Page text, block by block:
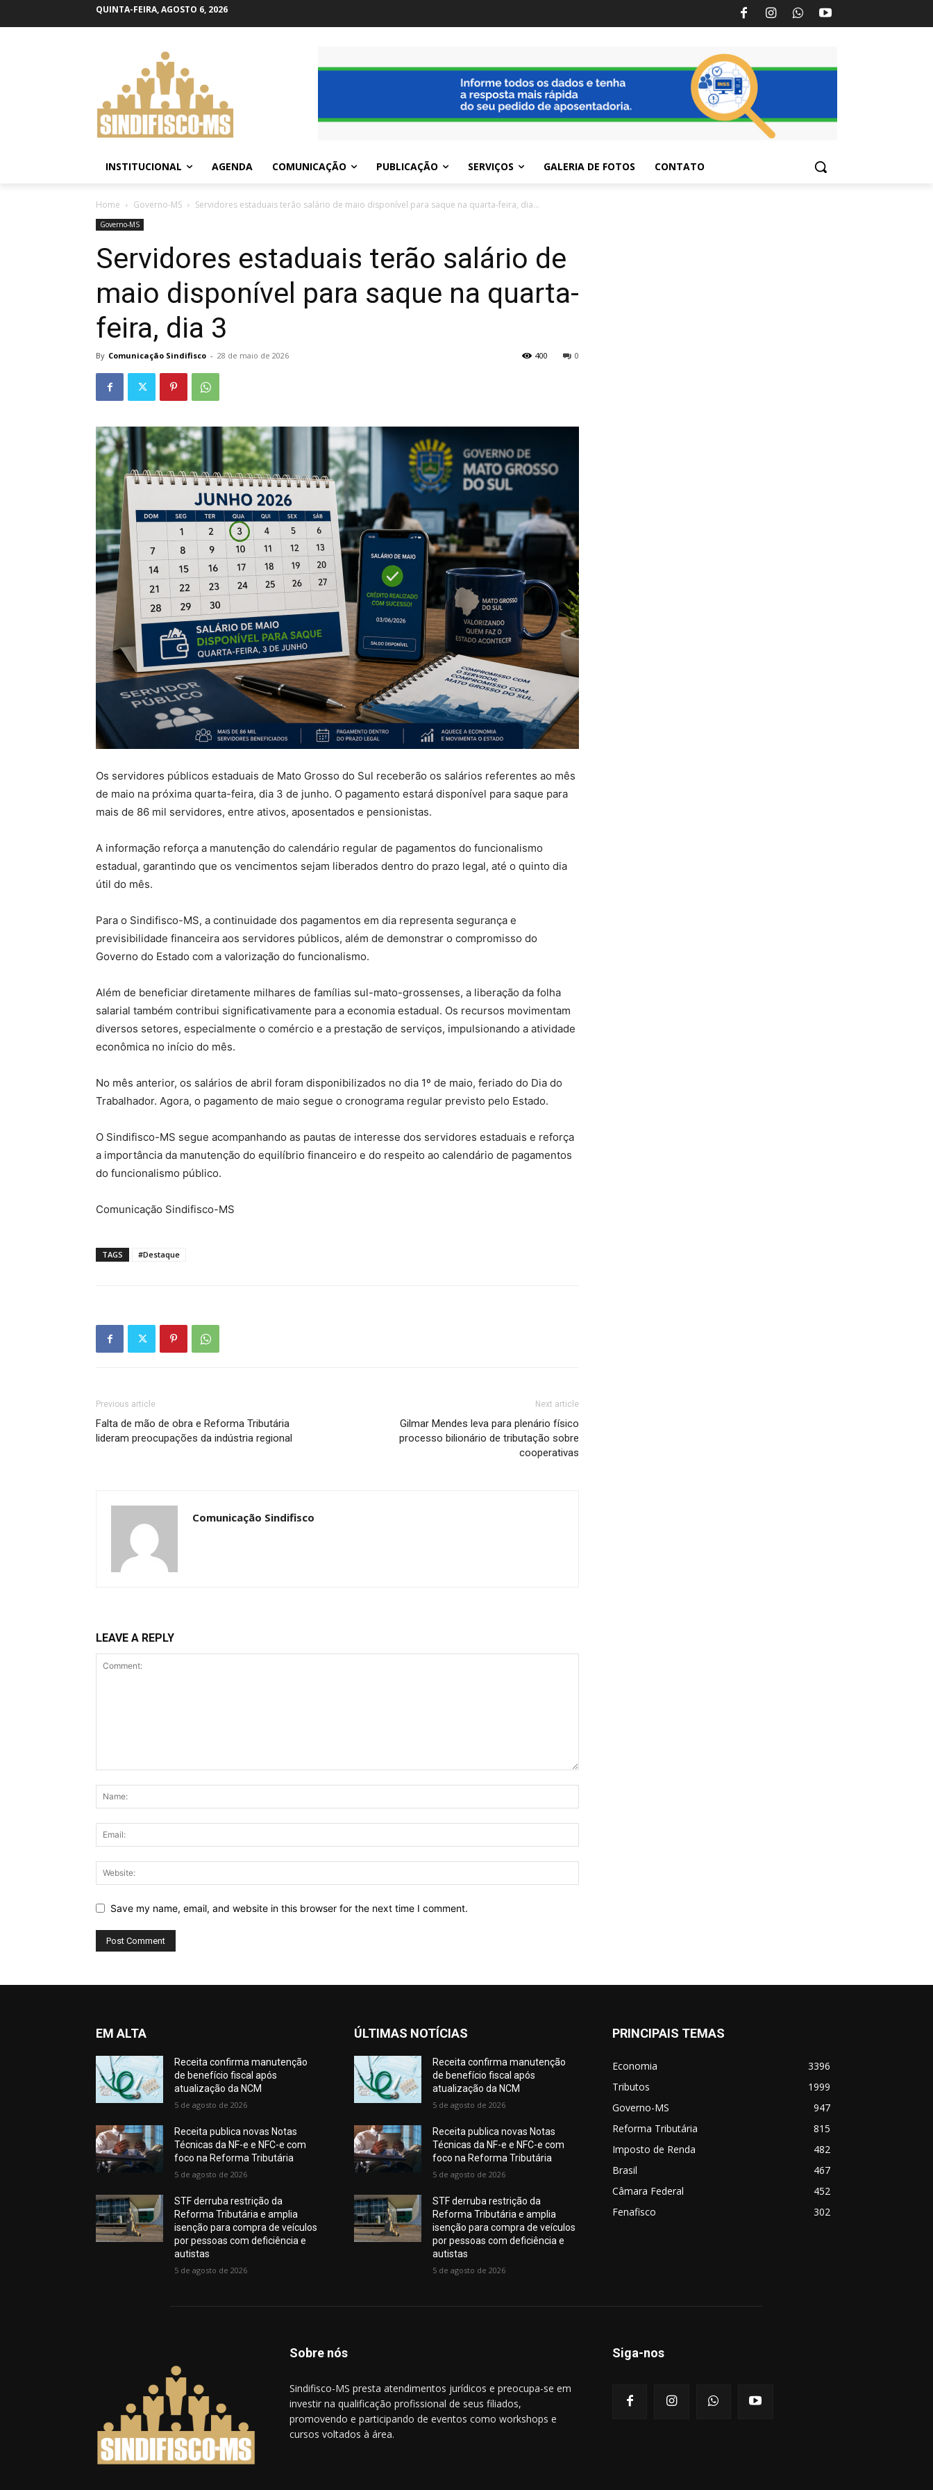
QUINTA-FEIRA, AGOSTO 6, 2026
INSTITUCIONAL AGENDA COMUNICAÇÃO PUBLICAÇÃO SERVIÇOS GALERIA DE FOTOS CONTATO
Home Governo-MS Servidores estaduais terão salário de maio disponível para saque na quarta-feira, dia...
Governo-MS
Servidores estaduais terão salário de
maio disponível para saque na quarta-
feira, dia 3
By Comunicação Sindifisco - 28 de maio de 2026 0
400
Os servidores públicos estaduais de Mato Grosso do Sul receberão os salários referentes ao mês
de maio na próxima quarta-feira, dia 3 de junho. O pagamento estará disponível para saque para
mais de 86 mil servidores, entre ativos, aposentados e pensionistas.
A informação reforça a manutenção do calendário regular de pagamentos do funcionalismo
estadual, garantindo que os vencimentos sejam liberados dentro do prazo legal, até o quinto dia
útil do mês.
Para o Sindifisco-MS, a continuidade dos pagamentos em dia representa segurança e
previsibilidade financeira aos servidores públicos, além de demonstrar o compromisso do
Governo do Estado com a valorização do funcionalismo.
Além de beneficiar diretamente milhares de famílias sul-mato-grossenses, a liberação da folha
salarial também contribui significativamente para a economia estadual. Os recursos movimentam
diversos setores, especialmente o comércio e a prestação de serviços, impulsionando a atividade
econômica no início do mês.
No mês anterior, os salários de abril foram disponibilizados no dia 1º de maio, feriado do Dia do
Trabalhador. Agora, o pagamento de maio segue o cronograma regular previsto pelo Estado.
O Sindifisco-MS segue acompanhando as pautas de interesse dos servidores estaduais e reforça
a importância da manutenção do equilíbrio financeiro e do respeito ao calendário de pagamentos
do funcionalismo público.
Comunicação Sindifisco-MS
TAGS #Destaque
Previous article
Falta de mão de obra e Reforma Tributária
lideram preocupações da indústria regional
Next article
Gilmar Mendes leva para plenário físico
processo bilionário de tributação sobre
cooperativas
Comunicação Sindifisco
LEAVE A REPLY
Save my name, email, and website in this browser for the next time I comment.
EM ALTA
Receita confirma manutenção
de benefício fiscal após
atualização da NCM
5 de agosto de 2026
Receita publica novas Notas
Técnicas da NF-e e NFC-e com
foco na Reforma Tributária
5 de agosto de 2026
STF derruba restrição da
Reforma Tributária e amplia
isenção para compra de veículos
por pessoas com deficiência e
autistas
5 de agosto de 2026
ÚLTIMAS NOTÍCIAS
Receita confirma manutenção
de benefício fiscal após
atualização da NCM
5 de agosto de 2026
Receita publica novas Notas
Técnicas da NF-e e NFC-e com
foco na Reforma Tributária
5 de agosto de 2026
STF derruba restrição da
Reforma Tributária e amplia
isenção para compra de veículos
por pessoas com deficiência e
autistas
5 de agosto de 2026
PRINCIPAIS TEMAS
Economia
3396
Tributos
1999
Governo-MS
947
Reforma Tributária
815
Imposto de Renda
482
Brasil
467
Câmara Federal
452
Fenafisco
302
Sobre nós
Sindifisco-MS presta atendimentos jurídicos e preocupa-se em
investir na qualificação profissional de seus filiados,
promovendo e participando de eventos como workshops e
cursos voltados à área.
Siga-nos